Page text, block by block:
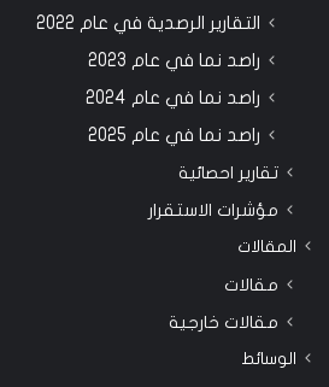
التقارير الرصدية في عام 2022
راصد نما في عام 2023
راصد نما في عام 2024
راصد نما في عام 2025
تقارير احصائية
مؤشرات الاستقرار
المقالات
مقالات
مقالات خارجية
الوسائط